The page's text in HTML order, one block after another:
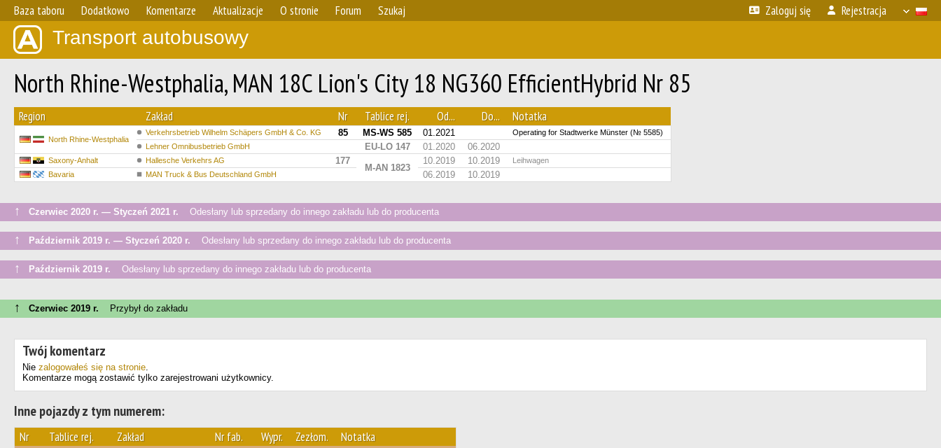
Baza taboru Dodatkowo Komentarze Aktualizacje O stronie Forum Szukaj Zaloguj się Rejestracja
Transport autobusowy
North Rhine-Westphalia, MAN 18C Lion's City 18 NG360 EfficientHybrid Nr 85
Region Zakład Nr Tablice rej. Od... Do... Notatka
North Rhine-Westphalia
Verkehrsbetrieb Wilhelm Schäpers GmbH & Co. KG 85 MS-WS 585 01.2021
Operating for Stadtwerke Münster (№ 5585)
Lehner Omnibusbetrieb GmbH
EU-LO 147 01.2020 06.2020
Saxony-Anhalt Hallesche Verkehrs AG 177
M-AN 1823
10.2019 10.2019
Leihwagen
Bavaria
MAN Truck & Bus Deutschland GmbH 06.2019 10.2019
↑ Czerwiec 2020 r. — Styczeń 2021 r. Odesłany lub sprzedany do innego zakładu lub do producenta
↑ Październik 2019 r. — Styczeń 2020 r. Odesłany lub sprzedany do innego zakładu lub do producenta
↑ Październik 2019 r. Odesłany lub sprzedany do innego zakładu lub do producenta
↑ Czerwiec 2019 r. Przybył do zakładu
Twój komentarz
Nie zalogowałeś się na stronie.
Komentarze mogą zostawić tylko zarejestrowani użytkownicy.
Inne pojazdy z tym numerem:
Nr Tablice rej. Zakład Nr fab. Wypr. Zezłom. Notatka